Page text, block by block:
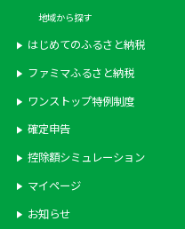
地域から探す
はじめてのふるさと納税
ファミマふるさと納税
ワンストップ特例制度
確定申告
控除額シミュレーション
マイページ
お知らせ